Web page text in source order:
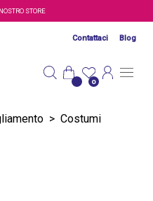
STORE
Contattaci Blog
0
> Costumi